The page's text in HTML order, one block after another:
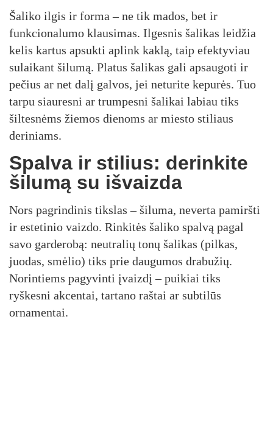
Šaliko ilgis ir forma – ne tik mados, bet ir
funkcionalumo klausimas. Ilgesnis šalikas leidžia
kelis kartus apsukti aplink kaklą, taip efektyviau
sulaikant šilumą. Platus šalikas gali apsaugoti ir
pečius ar net dalį galvos, jei neturite kepurės. Tuo
tarpu siauresni ar trumpesni šalikai labiau tiks
šiltesnėms žiemos dienoms ar miesto stiliaus
deriniams.
Spalva ir stilius: derinkite
šilumą su išvaizda
Nors pagrindinis tikslas – šiluma, neverta pamiršti
ir estetinio vaizdo. Rinkitės šaliko spalvą pagal
savo garderobą: neutralių tonų šalikas (pilkas,
juodas, smėlio) tiks prie daugumos drabužių.
Norintiems pagyvinti įvaizdį – puikiai tiks
ryškesni akcentai, tartano raštai ar subtilūs
ornamentai.